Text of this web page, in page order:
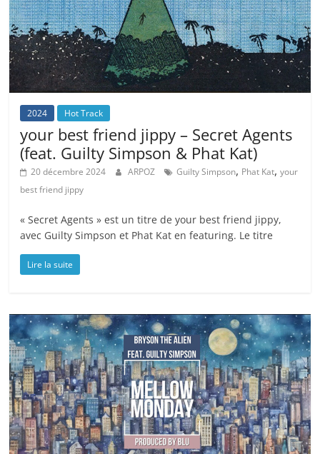
2024 Hot Track
your best friend jippy – Secret Agents
(feat. Guilty Simpson & Phat Kat)
20 décembre 2024 ARPOZ Guilty Simpson, Phat Kat,your
best friend jippy
« Secret Agents » est un titre de your best friend jippy,
avec Guilty Simpson et Phat Kat en featuring. Le titre
Lire la suite